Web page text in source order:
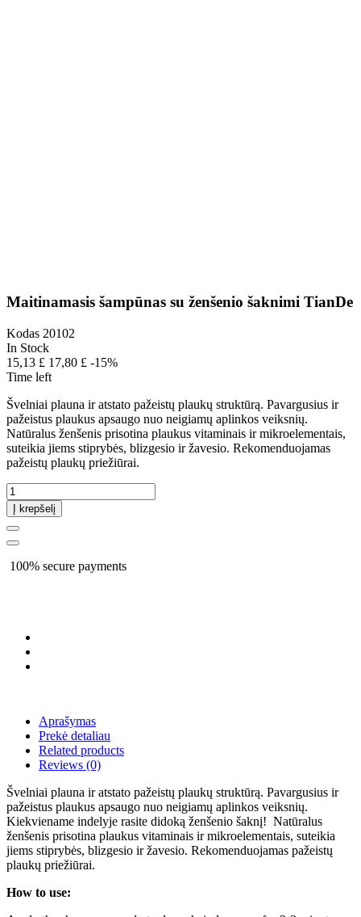
Maitinamasis šampūnas su ženšenio šaknimi TianDe
Kodas 20102
In Stock
15,13 £ 17,80 £ -15%
Time left
Švelniai plauna ir atstato pažeistų plaukų struktūrą. Pavargusius ir
pažeistus plaukus apsaugo nuo neigiamų aplinkos veiksnių.
Natūralus ženšenis prisotina plaukus vitaminais ir mikroelementais,
suteikia jiems stiprybės, blizgesio ir žavesio. Rekomenduojamas
pažeistų plaukų priežiūrai.
Į krepšelį
100% secure payments
Aprašymas
Prekė detaliau
Related products
Reviews (0)
Švelniai plauna ir atstato pažeistų plaukų struktūrą. Pavargusius ir
pažeistus plaukus apsaugo nuo neigiamų aplinkos veiksnių.
Kiekviename indelyje rasite didoką ženšenio šaknį! Natūralus
ženšenis prisotina plaukus vitaminais ir mikroelementais, suteikia
jiems stiprybės, blizgesio ir žavesio. Rekomenduojamas pažeistų
plaukų priežiūrai.
How to use: